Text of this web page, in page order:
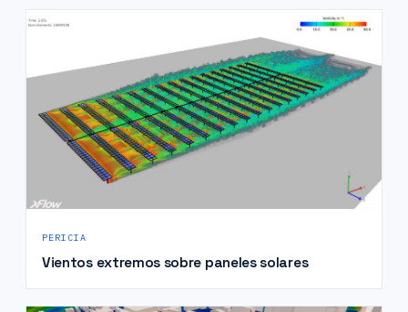
PERICIA
Vientos extremos sobre paneles solares